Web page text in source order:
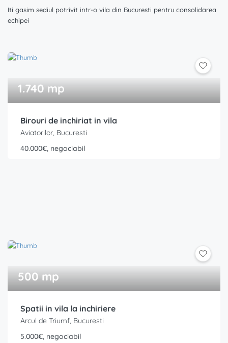
Iti gasim sediul potrivit intr-o vila din Bucuresti pentru consolidarea
echipei
1.740 mp
Birouri de inchiriat in vila
Aviatorilor, Bucuresti
40.000€, negociabil
500 mp
Spatii in vila la inchiriere
Arcul de Triumf, Bucuresti
5.000€, negociabil